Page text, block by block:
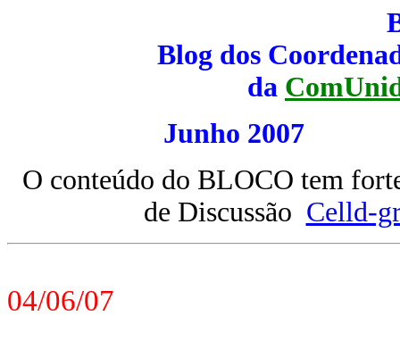
Blog dos
da
Junho
O conteúdo do BLOCO tem
de Discussão Celld-
04/06/07